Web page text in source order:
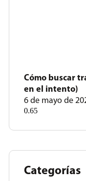
Cómo buscar
en el intento)
6 de mayo de
Categorías